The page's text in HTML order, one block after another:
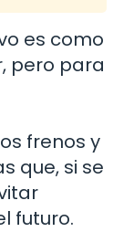
es como
pero para
frenos y
que, si se
futuro.